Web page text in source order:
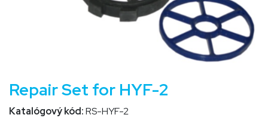
Repair Set for HYF-2
Katalógový kód:RS-HYF-2